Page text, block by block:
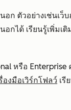
อก ตัวอย่างเช่นเ
กได้ เรียนรู้เพิ่มเติ
หรือ Enterprise
องมือเวิร์กโฟลว์ เรี